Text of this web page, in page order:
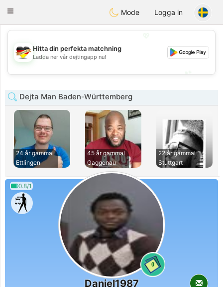
Deutsch Dating
Toggle
Mode Logga in
💖
💕
Hitta din perfekta matchning
Ladda ner vår dejtingapp nu!
Dejta Man Baden-Württemberg
24 år gammal
Ettlingen
45 år gammal
Gaggenau
22 år gammal
Stuttgart
0.8/1
0
Daniel1987